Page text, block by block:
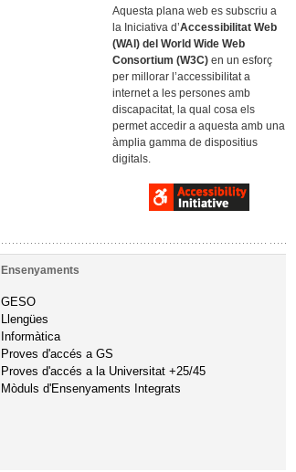
Aquesta plana web es subscriu a
la Iniciativa d’Accessibilitat Web
(WAI) del World Wide Web
Consortium (W3C) en un esforç
per millorar l’accessibilitat a
internet a les persones amb
discapacitat, la qual cosa els
permet accedir a aquesta amb una
àmplia gamma de dispositius
digitals.
Ensenyaments
GESO
Llengües
Informàtica
Proves d'accés a GS
Proves d'accés a la Universitat +25/45
Mòduls d'Ensenyaments Integrats